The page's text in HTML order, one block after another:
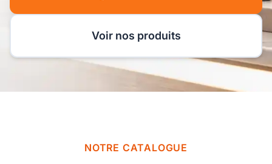
Voir nos produits
NOTRE CATALOGUE